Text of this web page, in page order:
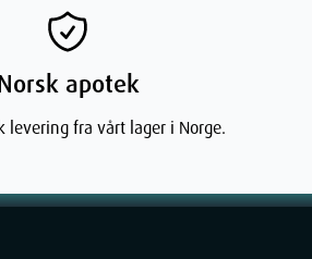
apotek
levering fra vårt lager i Norge.